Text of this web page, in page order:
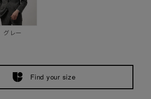
グレー
Find your size